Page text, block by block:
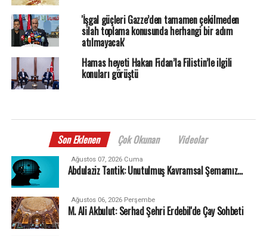
'İşgal güçleri Gazze’den tamamen çekilmeden
silah toplama konusunda herhangi bir adım
atılmayacak'
Hamas heyeti Hakan Fidan’la Filistin’le ilgili
konuları görüştü
Son Eklenen Çok Okunan Videolar
Ağustos 07, 2026 Cuma
Abdulaziz Tantik: Unutulmuş Kavramsal Şemamız…
Ağustos 06, 2026 Perşembe
M. Ali Akbulut: Serhad Şehri Erdebil'de Çay Sohbeti